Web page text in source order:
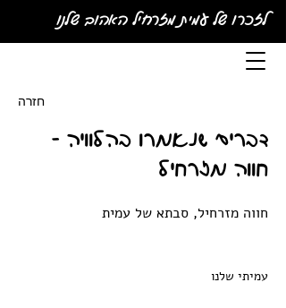
לזכרו של עמית מזרחיל האהוב שלנו
חזרה
דברים שנאמרו בהלוויה -
חווה מזרחיל
חווה מזרחיל, סבתא של עמית
עמיתי שלנו